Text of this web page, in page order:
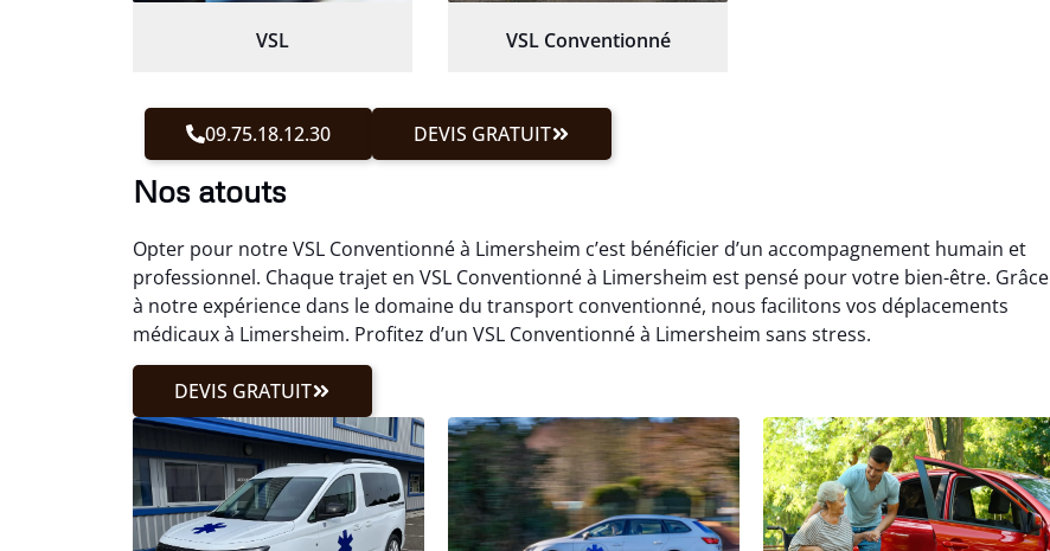
VSL VSL Conventionné
09.75.18.12.30 DEVIS GRATUIT
Nos atouts
Opter pour notre VSL Conventionné à Limersheim c’est bénéficier d’un accompagnement humain et
professionnel. Chaque trajet en VSL Conventionné à Limersheim est pensé pour votre bien-être. Grâce
à notre expérience dans le domaine du transport conventionné, nous facilitons vos déplacements
médicaux à Limersheim. Profitez d’un VSL Conventionné à Limersheim sans stress.
DEVIS GRATUIT